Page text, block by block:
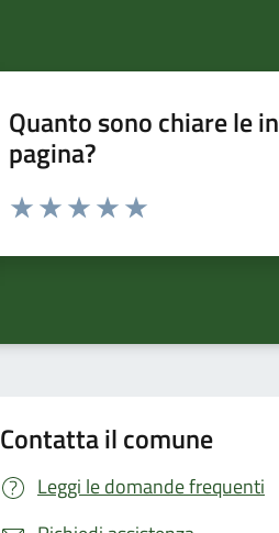
Quanto sono chiare le
pagina?
Valuta da 1 a 5 stelle la pagina
Contatta il comune
Leggi le domande frequenti